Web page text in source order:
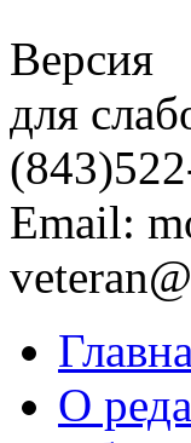
Версия
для
(843)
Email:
О